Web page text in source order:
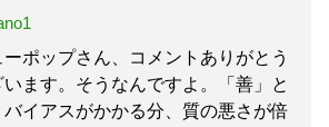
ーポップさん、コメントありがとう
います。そうなんですよ。「善」と
バイアスがかかる分、質の悪さが倍